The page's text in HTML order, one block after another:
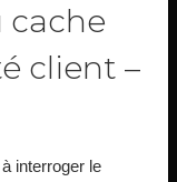
cache
client –
interroger le